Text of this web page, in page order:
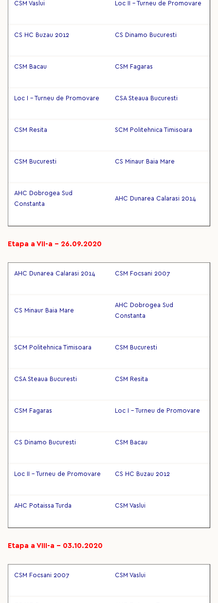
CSM Vaslui Loc II - Turneu de Promovare
CS HC Buzau 2012 CS Dinamo Bucuresti
CSM Bacau CSM Fagaras
Loc I - Turneu de Promovare CSA Steaua Bucuresti
CSM Resita SCM Politehnica Timisoara
CSM Bucuresti CS Minaur Baia Mare
AHC Dobrogea Sud
Constanta
AHC Dunarea Calarasi 2014
Etapa a VII-a – 26.09.2020
AHC Dunarea Calarasi 2014 CSM Focsani 2007
CS Minaur Baia Mare
AHC Dobrogea Sud
Constanta
SCM Politehnica Timisoara CSM Bucuresti
CSA Steaua Bucuresti CSM Resita
CSM Fagaras Loc I - Turneu de Promovare
CS Dinamo Bucuresti CSM Bacau
Loc II - Turneu de Promovare CS HC Buzau 2012
AHC Potaissa Turda CSM Vaslui
Etapa a VIII-a – 03.10.2020
CSM Focsani 2007 CSM Vaslui